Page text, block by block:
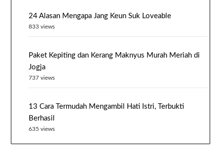
24 Alasan Mengapa Jang Keun Suk Loveable
833 views
Paket Kepiting dan Kerang Maknyus Murah Meriah di
Jogja
737 views
13 Cara Termudah Mengambil Hati Istri, Terbukti
Berhasil
635 views